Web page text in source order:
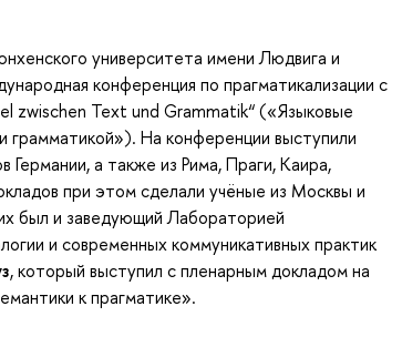
университета имени Людвига и
конференция по прагматикализации с
zwischen Text und Grammatik“ («Языковые
На конференции выступили
Германии, а также из Рима, Праги, Каира,
при этом сделали учёные из Москвы и
был и заведующий Лабораторией
и современных коммуникативных практик
, который выступил с пленарным докладом на
к прагматике».